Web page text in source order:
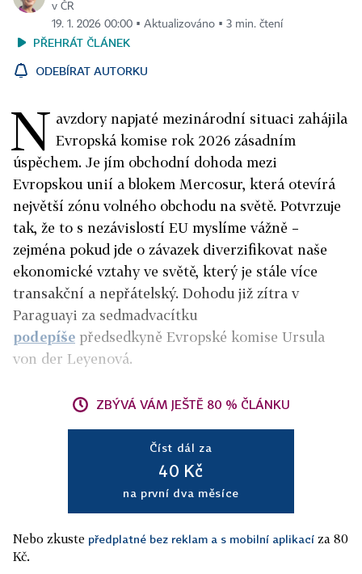
v ČR
19. 1. 2026 00:00 ▪ Aktualizováno ▪ 3 min. čtení
PŘEHRÁT ČLÁNEK
ODEBÍRAT AUTORKU
N avzdory napjaté mezinárodní situaci zahájila
Evropská komise rok 2026 zásadním
úspěchem. Je jím obchodní dohoda mezi
Evropskou unií a blokem Mercosur, která otevírá
největší zónu volného obchodu na světě. Potvrzuje
tak, že to s nezávislostí EU myslíme vážně –
zejména pokud jde o závazek diverzifikovat naše
ekonomické vztahy ve světě, který je stále více
transakční a nepřátelský. Dohodu již zítra v
Paraguayi za sedmadvacítku
podepíše předsedkyně Evropské komise Ursula
von der Leyenová.
ZBÝVÁ VÁM JEŠTĚ 80 % ČLÁNKU
Číst dál za
40 Kč
na první dva měsíce
Nebo zkuste předplatné bez reklam a s mobilní aplikací za 80
Kč.